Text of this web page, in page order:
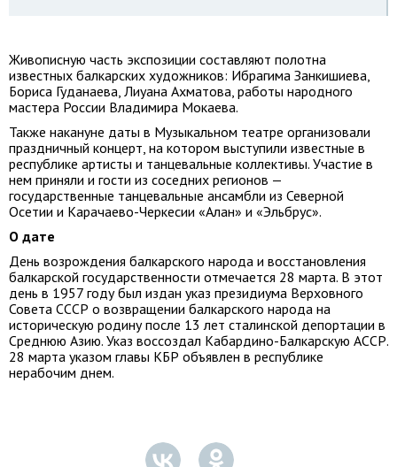
Живописную часть экспозиции составляют полотна
известных балкарских художников: Ибрагима Занкишиева,
Бориса Гуданаева, Лиуана Ахматова, работы народного
мастера России Владимира Мокаева.
Также накануне даты в Музыкальном театре организовали
праздничный концерт, на котором выступили известные в
республике артисты и танцевальные коллективы. Участие в
нем приняли и гости из соседних регионов —
государственные танцевальные ансамбли из Северной
Осетии и Карачаево-Черкесии «Алан» и «Эльбрус».
О дате
День возрождения балкарского народа и восстановления
балкарской государственности отмечается 28 марта. В этот
день в 1957 году был издан указ президиума Верховного
Совета СССР о возвращении балкарского народа на
историческую родину после 13 лет сталинской депортации в
Среднюю Азию. Указ воссоздал Кабардино-Балкарскую АССР.
28 марта указом главы КБР объявлен в республике
нерабочим днем.